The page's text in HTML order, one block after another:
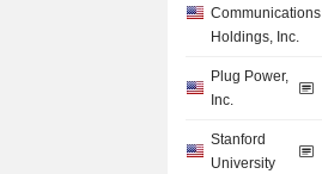
Communications
Holdings, Inc.
Plug Power,
Inc.
Stanford
University